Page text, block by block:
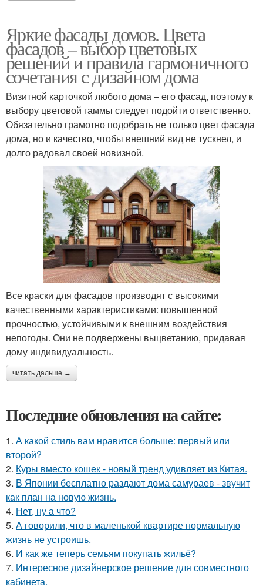
Яркие фасады домов. Цвета
фасадов – выбор цветовых
решений и правила гармоничного
сочетания с дизайном дома
Визитной карточкой любого дома – его фасад, поэтому к
выбору цветовой гаммы следует подойти ответственно.
Обязательно грамотно подобрать не только цвет фасада
дома, но и качество, чтобы внешний вид не тускнел, и
долго радовал своей новизной.
Все краски для фасадов производят с высокими
качественными характеристиками: повышенной
прочностью, устойчивыми к внешним воздействия
непогоды. Они не подвержены выцветанию, придавая
дому индивидуальность.
читать дальше →
Последние обновления на сайте:
1. А какой стиль вам нравится больше: первый или
второй?
2. Куры вместо кошек - новый тренд удивляет из Китая.
3. В Японии бесплатно раздают дома самураев - звучит
как план на новую жизнь.
4. Нет, ну а что?
5. А говорили, что в маленькой квартире нормальную
жизнь не устроишь.
6. И как же теперь семьям покупать жильё?
7. Интересное дизайнерское решение для совместного
кабинета.